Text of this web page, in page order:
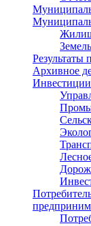
Результаты
Архивное